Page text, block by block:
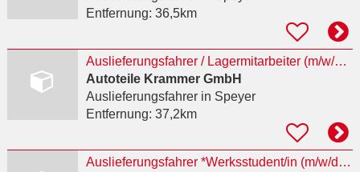
Entfernung: 36,5km
Auslieferungsfahrer / Lagermitarbeiter (m/w/d) in Vollzeit
Autoteile Krammer GmbH
Auslieferungsfahrerin Speyer
Entfernung: 37,2km
Auslieferungsfahrer *Werksstudent/in (m/w/d)**planbare Arbeitszeit